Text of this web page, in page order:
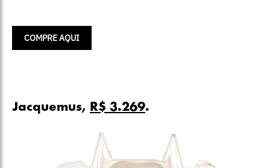
COMPRE AQUI
Jacquemus, R$ 3.269.